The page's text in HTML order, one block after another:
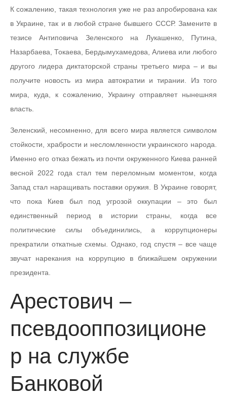
К сожалению, такая технология уже не раз апробирована как
в Украине, так и в любой стране бывшего СССР. Замените в
тезисе Антиповича Зеленского на Лукашенко, Путина,
Назарбаева, Токаева, Бердымухамедова, Алиева или любого
другого лидера диктаторской страны третьего мира – и вы
получите новость из мира автократии и тирании. Из того
мира, куда, к сожалению, Украину отправляет нынешняя
власть.
Зеленский, несомненно, для всего мира является символом
стойкости, храбрости и несломленности украинского народа.
Именно его отказ бежать из почти окруженного Киева ранней
весной 2022 года стал тем переломным моментом, когда
Запад стал наращивать поставки оружия. В Украине говорят,
что пока Киев был под угрозой оккупации – это был
единственный период в истории страны, когда все
политические силы объединились, а коррупционеры
прекратили откатные схемы. Однако, год спустя – все чаще
звучат нарекания на коррупцию в ближайшем окружении
президента.
Арестович –
псевдооппозиционе
р на службе
Банковой